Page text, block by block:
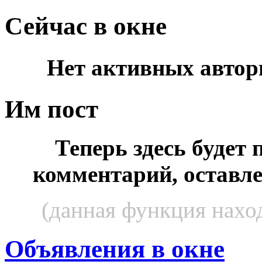
Сейчас в окне
Нет активных
Им пост
Теперь здесь будет
комментарий,
(данная функция
Объявления в окне